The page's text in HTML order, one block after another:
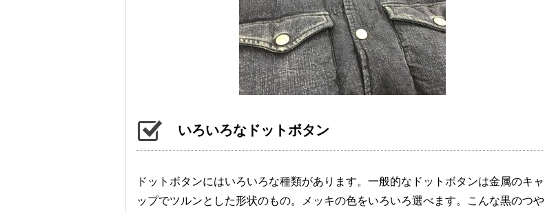
いろいろなドットボタン
ドットボタンにはいろいろな種類があります。一般的なドットボタンは金属のキャ
ップでツルンとした形状のもの。メッキの色をいろいろ選べます。こんな黒のつや